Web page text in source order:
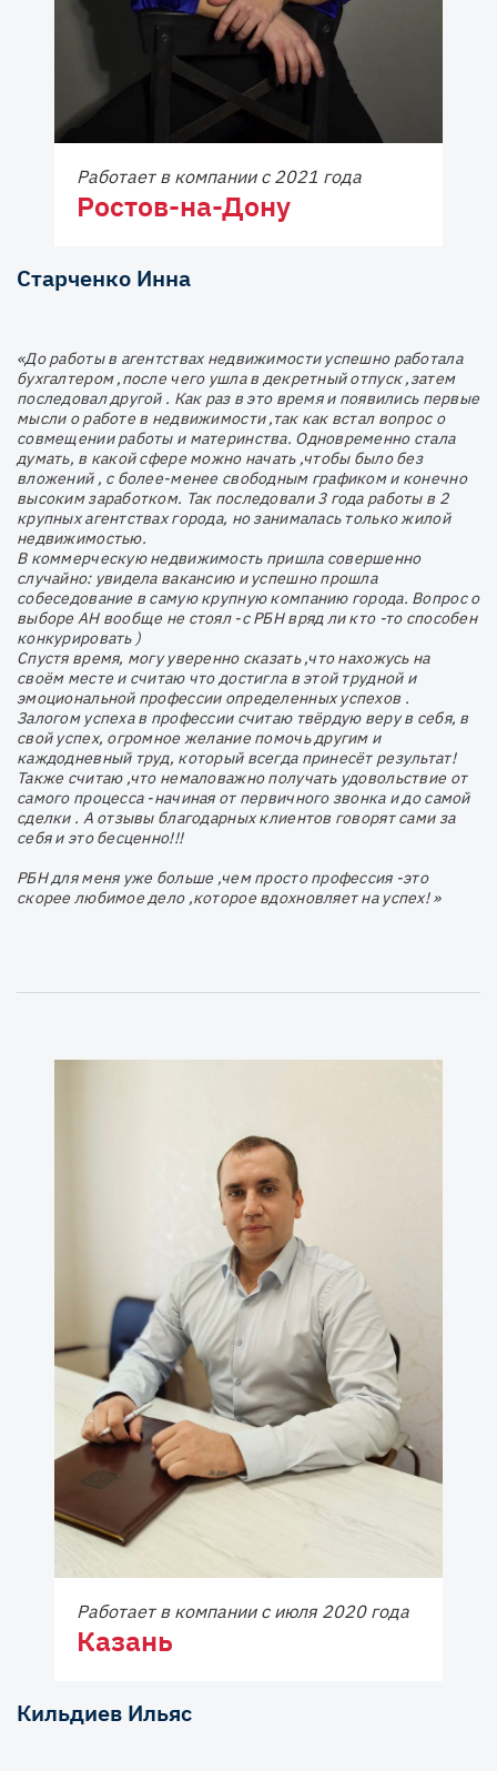
Работает в компании с 2021 года
Ростов-на-Дону
Старченко Инна
«До работы в агентствах недвижимости успешно работала
бухгалтером ,после чего ушла в декретный отпуск ,затем
последовал другой . Как раз в это время и появились первые
мысли о работе в недвижимости ,так как встал вопрос о
совмещении работы и материнства. Одновременно стала
думать, в какой сфере можно начать ,чтобы было без
вложений , с более-менее свободным графиком и конечно
высоким заработком. Так последовали 3 года работы в 2
крупных агентствах города, но занималась только жилой
недвижимостью.
В коммерческую недвижимость пришла совершенно
случайно: увидела вакансию и успешно прошла
собеседование в самую крупную компанию города. Вопрос о
выборе АН вообще не стоял -с РБН вряд ли кто -то способен
конкурировать )
Спустя время, могу уверенно сказать ,что нахожусь на
своём месте и считаю что достигла в этой трудной и
эмоциональной профессии определенных успехов .
Залогом успеха в профессии считаю твёрдую веру в себя, в
свой успех, огромное желание помочь другим и
каждодневный труд, который всегда принесёт результат!
Также считаю ,что немаловажно получать удовольствие от
самого процесса -начиная от первичного звонка и до самой
сделки . А отзывы благодарных клиентов говорят сами за
себя и это бесценно!!!
РБН для меня уже больше ,чем просто профессия -это
скорее любимое дело ,которое вдохновляет на успех! »
Работает в компании с июля 2020 года
Казань
Кильдиев Ильяс